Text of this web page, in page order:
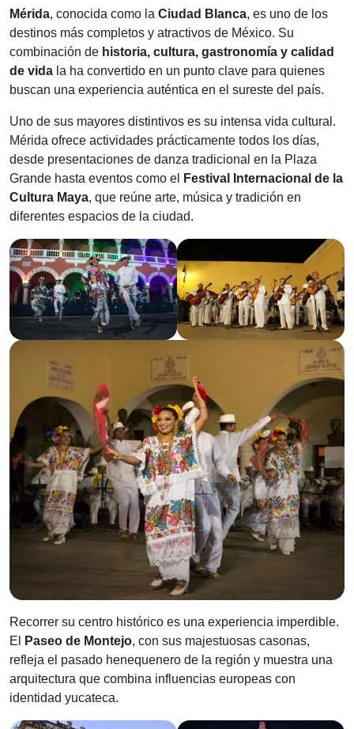
Mérida, conocida como la Ciudad Blanca, es uno de los
destinos más completos y atractivos de México. Su
combinación de historia, cultura, gastronomía y calidad
de vida la ha convertido en un punto clave para quienes
buscan una experiencia auténtica en el sureste del país.
Uno de sus mayores distintivos es su intensa vida cultural.
Mérida ofrece actividades prácticamente todos los días,
desde presentaciones de danza tradicional en la Plaza
Grande hasta eventos como el
Festival Internacional de la
Cultura Maya, que reúne arte, música y tradición en
diferentes espacios de la ciudad.
Recorrer su centro histórico es una experiencia imperdible.
El
Paseo de Montejo, con sus majestuosas casonas,
refleja el pasado henequenero de la región y muestra una
arquitectura que combina influencias europeas con
identidad yucateca.